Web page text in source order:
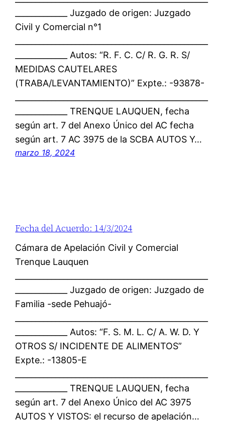
_____________ Juzgado de origen: Juzgado
Civil y Comercial n°1
_____________ Autos: “R. F. C. C/ R. G. R. S/
MEDIDAS CAUTELARES
(TRABA/LEVANTAMIENTO)” Expte.: -93878-
_____________ TRENQUE LAUQUEN, fecha
según art. 7 del Anexo Único del AC fecha
según art. 7 AC 3975 de la SCBA AUTOS Y…
marzo 18, 2024
Fecha del Acuerdo: 14/3/2024
Cámara de Apelación Civil y Comercial
Trenque Lauquen
_____________ Juzgado de origen: Juzgado de
Familia -sede Pehuajó-
_____________ Autos: “F. S. M. L. C/ A. W. D. Y
OTROS S/ INCIDENTE DE ALIMENTOS”
Expte.: -13805-E
_____________ TRENQUE LAUQUEN, fecha
según art. 7 del Anexo Único del AC 3975
AUTOS Y VISTOS: el recurso de apelación…